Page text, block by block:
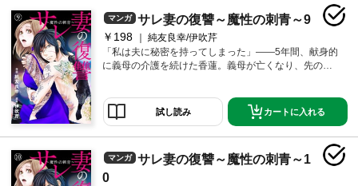
だ香蓮を捨てて若く綺麗な女を選ぼうとしていた。自
暴自棄になった香蓮は飛び降り自殺を図るが、とある
男に止められる。その男は彫師を名乗り、その脇腹に
は「香蓮」の名前と同じ美しい蓮の花のタトゥーが彫
られていた……。「旦那を地獄に堕としてやれよ…ど
マンガ サレ妻の復讐～魔性の刺青～9
￥198
純友良幸/伊吹芹
「私は夫に秘密を持ってしまった」――5年間、献身的
に義母の介護を続けた香蓮。義母が亡くなり、先の見
わってからでないと、古風で献身的な嫁の鑑を介護が
終わった途端に捨てるとか外聞が悪すぎるだろ」そう
だ香蓮を捨てて若く綺麗な女を選ぼうとしていた。自
暴自棄になった香蓮は飛び降り自殺を図るが、とある
男に止められる。その男は彫師を名乗り、その脇腹に
試し読み カートに入れる
マンガ
サレ妻の復讐～魔性の刺青～1
0